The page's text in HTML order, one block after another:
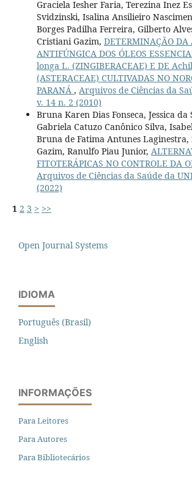
Graciela Iesher Faria, Terezina Inez
Svidzinski, Isalina Ansilieiro
Borges Padilha Ferreira, Gilberto
Cristiani Gazim, DETERMINAÇÃO DA
ANTIFÚNGICA DOS ÓLEOS
longa L. (ZINGIBERACEAE) E DE
(ASTERACEAE) CULTIVADAS NO
PARANÁ , Arquivos de Ciências da
v. 14 n. 2 (2010)
Bruna Karen Dias Fonseca, Jessica da
Gabriela Catuzo Canônico Silva,
Bruna de Fatima Antunes
Gazim, Ranulfo Piau Junior,
FITOTERÁPICAS NO CONTROLE DA
Arquivos de Ciências da Saúde da
(2022)
1 2 3 > >>
Open Journal Systems
IDIOMA
Português (Brasil)
English
INFORMAÇÕES
Para Leitores
Para Autores
Para Bibliotecários